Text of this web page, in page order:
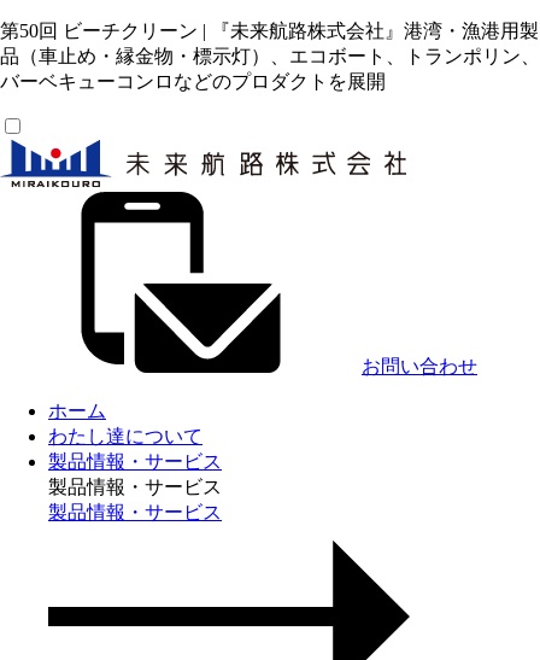
第50回 ビーチクリーン | 『未来航路株式会社』港湾・漁港用製
品（車止め・縁金物・標示灯）、エコボート、トランポリン、
バーベキューコンロなどのプロダクトを展開
お問い合わせ
ホーム
わたし達について
製品情報・サービス
製品情報・サービス
製品情報・サービス